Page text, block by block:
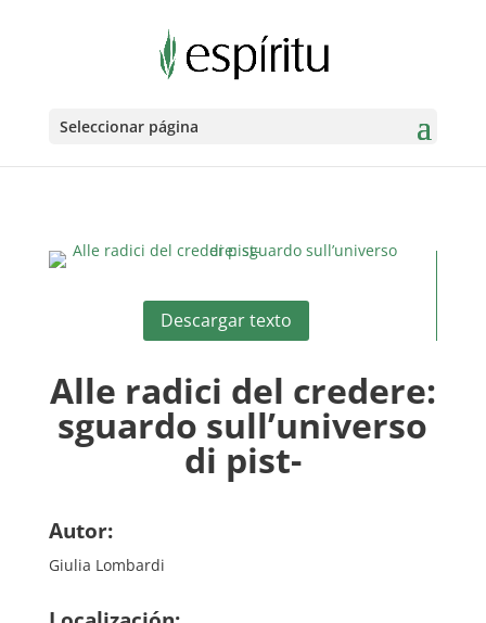
Seleccionar página
Descargar texto
Alle radici del credere:
sguardo sull’universo
di pist-
Autor:
Giulia Lombardi